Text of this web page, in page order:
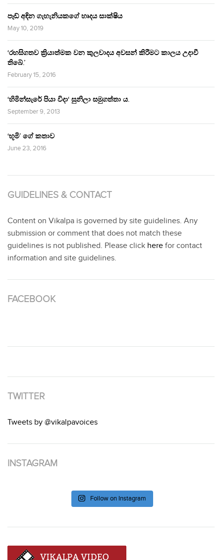
පෑඩ් අඳින ගැහැනියකගේ හෘදය සාක්ෂිය
May 10, 2019
‘රහසිගතව ක්‍රියාත්මක වන කුලවාදය අවසන් කිරීමට කාලය උදාවී
තිබේ.’
February 15, 2016
‘හිමින්සැරේ පියා විදා‘ සුනිලා සමුගත්තා ය.
September 9, 2013
‘භූමි’ ගේ කතාව
June 23, 2016
GUIDELINES & CONTACT
Content on Vikalpa is governed by site guidelines. Any
submission or comment that does not match these
guidelines is not published. Please click here for contact
information and site guidelines.
FACEBOOK
TWITTER
Tweets by @vikalpavoices
INSTAGRAM
Follow on Instagram